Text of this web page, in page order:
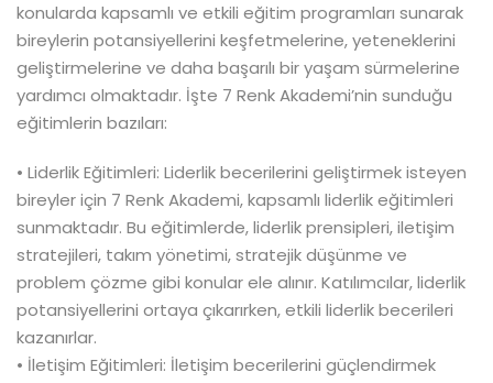
konularda kapsamlı ve etkili eğitim programları sunarak
bireylerin potansiyellerini keşfetmelerine, yeteneklerini
geliştirmelerine ve daha başarılı bir yaşam sürmelerine
yardımcı olmaktadır. İşte 7 Renk Akademi’nin sunduğu
eğitimlerin bazıları:
• Liderlik Eğitimleri: Liderlik becerilerini geliştirmek isteyen
bireyler için 7 Renk Akademi, kapsamlı liderlik eğitimleri
sunmaktadır. Bu eğitimlerde, liderlik prensipleri, iletişim
stratejileri, takım yönetimi, stratejik düşünme ve
problem çözme gibi konular ele alınır. Katılımcılar, liderlik
potansiyellerini ortaya çıkarırken, etkili liderlik becerileri
kazanırlar.
• İletişim Eğitimleri: İletişim becerilerini güçlendirmek